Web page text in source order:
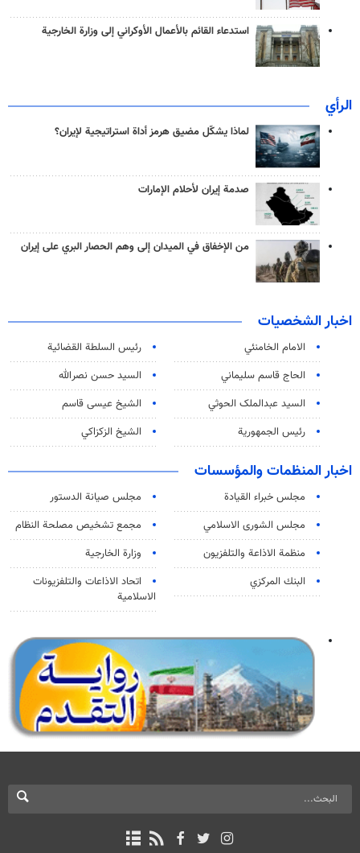
استدعاء القائم بالأعمال الأوكراني إلى وزارة الخارجية
الرأي
لماذا يشكّل مضيق هرمز أداة استراتيجية لإيران؟
صدمة إيران لأحلام الإمارات
من الإخفاق في الميدان إلى وهم الحصار البري على إيران
اخبار الشخصيات
الامام الخامنئي
رئیس السلطة القضائیة
الحاج قاسم سليماني
السيد حسن نصرالله
السید عبدالملک الحوثي
الشيخ عيسى قاسم
رئيس الجمهورية
الشيخ الزكزاكي
اخبار المنظمات والمؤسسات
مجلس خبراء القيادة
مجلس صيانة الدستور
مجلس الشورى الاسلامي
مجمع تشخيص مصلحة النظام
منظمة الاذاعة والتلفزیون
وزارة الخارجية
البنك المركزي
اتحاد الاذاعات والتلفزيونات
الاسلامية